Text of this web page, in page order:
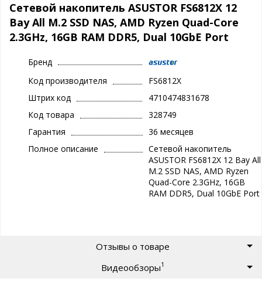
Сетевой накопитель ASUSTOR FS6812X 12
Bay All M.2 SSD NAS, AMD Ryzen Quad-Core
2.3GHz, 16GB RAM DDR5, Dual 10GbE Port
Бренд
Код производителя
FS6812X
Штрих код
4710474831678
Код товара
328749
Гарантия
36 месяцев
Полное описание
Сетевой накопитель
ASUSTOR FS6812X 12 Bay All
M.2 SSD NAS, AMD Ryzen
Quad-Core 2.3GHz, 16GB
RAM DDR5, Dual 10GbE Port
Отзывы о товаре
Видеообзоры1